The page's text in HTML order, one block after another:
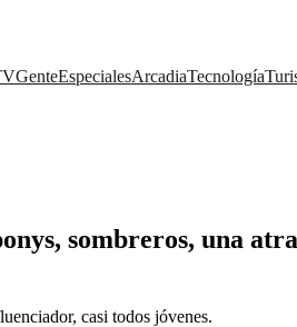
GenteEspecialesArcadiaTecnología
sombreros, una
casi todos jóvenes.